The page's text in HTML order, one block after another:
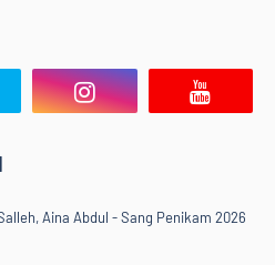
Aina Abdul - Sang Penikam 2026